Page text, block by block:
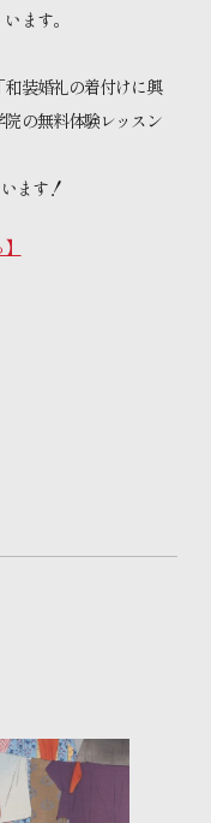
ます。
装婚礼の着付けに興
の無料体験レッスン
ます！